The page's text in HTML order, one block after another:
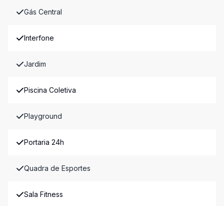
Gás Central
Interfone
Jardim
Piscina Coletiva
Playground
Portaria 24h
Quadra de Esportes
Sala Fitness